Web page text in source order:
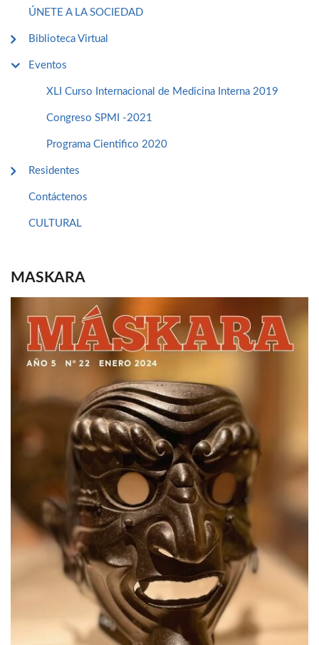
ÚNETE A LA SOCIEDAD
Biblioteca Virtual
Eventos
XLI Curso Internacional de Medicina Interna 2019
Congreso SPMI -2021
Programa Cientifico 2020
Residentes
Contáctenos
CULTURAL
MASKARA